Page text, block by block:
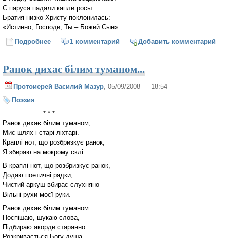
С паруса падали капли росы.
Братия низко Христу поклонилась:
«Истинно, Господи, Ты – Божий Сын».
Подробнее о Солнце готовит ночную обитель...
1 комментарий Добавить комментарий
Ранок дихає білим туманом...
Протоиерей Василий Мазур , 05/09/2008 — 18:54
Поэзия
* * *
Ранок дихає білим туманом,
Миє шлях і старі ліхтарі.
Краплі нот, що розбризкує ранок,
Я збираю на мокрому склі.
В краплі нот, що розбризкує ранок,
Додаю поетичні рядки,
Чистий аркуш вбирає слухняно
Вільні рухи моєї руки.
Ранок дихає білим туманом.
Поспішаю, шукаю слова,
Підбираю акорди старанно.